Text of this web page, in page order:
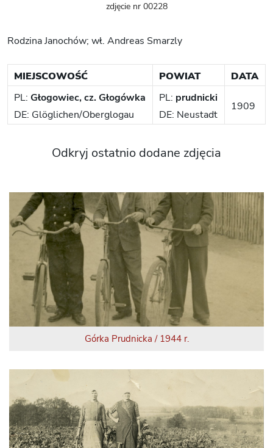
zdjęcie nr 00228
Rodzina Janochów; wł. Andreas Smarzly
MIEJSCOWOŚĆ POWIAT
DATA
PL: Głogowiec, cz. Głogówka
DE: Glöglichen/Oberglogau
PL: prudnicki
DE: Neustadt
1909
Odkryj ostatnio dodane zdjęcia
Górka Prudnicka / 1944 r.